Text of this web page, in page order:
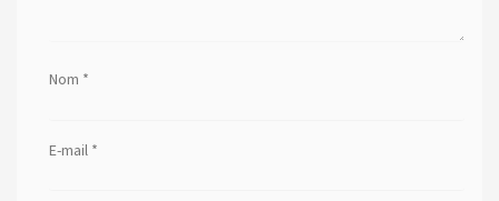
Nom *
E-mail *